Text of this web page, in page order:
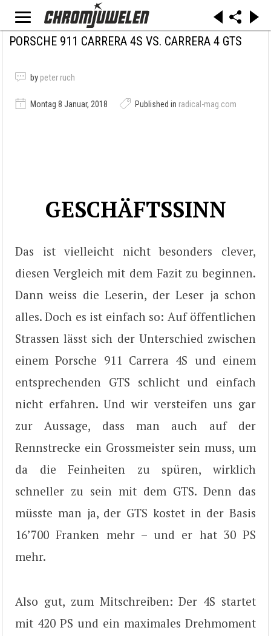
PORSCHE 911 CARRERA 4S VS. CARRERA 4 GTS
by peter ruch
Montag 8 Januar, 2018 Published in radical-mag.com
GESCHÄFTSSINN
Das ist vielleicht nicht besonders clever,
diesen Vergleich mit dem Fazit zu beginnen.
Dann weiss die Leserin, der Leser ja schon
alles. Doch es ist einfach so: Auf öffentlichen
Strassen lässt sich der Unterschied zwischen
einem Porsche 911 Carrera 4S und einem
entsprechenden GTS schlicht und einfach
nicht erfahren. Und wir versteifen uns gar
zur Aussage, dass man auch auf der
Rennstrecke ein Grossmeister sein muss, um
da die Feinheiten zu spüren, wirklich
schneller zu sein mit dem GTS. Denn das
müsste man ja, der GTS kostet in der Basis
16’700 Franken mehr – und er hat 30 PS
mehr.
Also gut, zum Mitschreiben: Der 4S startet
mit 420 PS und ein maximales Drehmoment